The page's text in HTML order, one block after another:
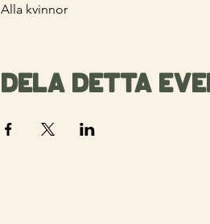
Alla kvinnor
Dela detta